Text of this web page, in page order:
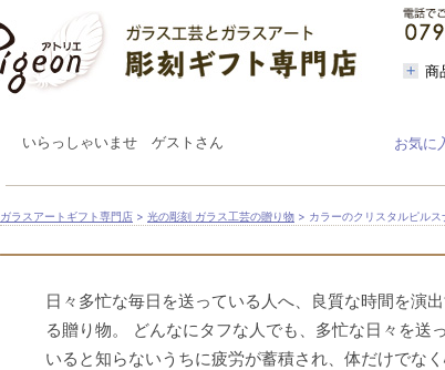
商
いらっしゃいませ ゲストさん お気に
ガラスアートギフト専門店 > 光の彫刻 ガラス工芸の贈り物 > カラーのクリスタルピル
日々多忙な毎日を送っている人へ、良質な時間を演
る贈り物。 どんなにタフな人でも、多忙な日々を送
いると知らないうちに疲労が蓄積され、体だけでな